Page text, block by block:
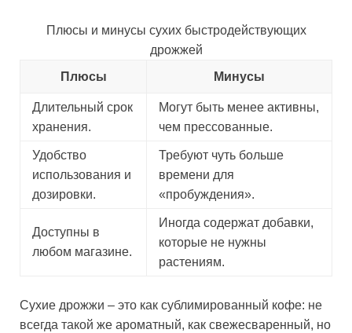
Плюсы и минусы сухих быстродействующих
дрожжей
Плюсы
Минусы
Длительный срок
хранения.
Могут быть менее активны,
чем прессованные.
Удобство
использования и
дозировки.
Требуют чуть больше
времени для
«пробуждения».
Доступны в
любом магазине.
Иногда содержат добавки,
которые не нужны
растениям.
Сухие дрожжи – это как сублимированный кофе: не
всегда такой же ароматный, как свежесваренный, но